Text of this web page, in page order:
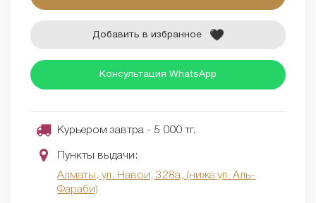
Добавить в избранное
Консультация WhatsApp
Курьером завтра - 5 000 тг.
Пункты выдачи:
Алматы, ул. Навои, 328а, (ниже ул. Аль-
Фараби)